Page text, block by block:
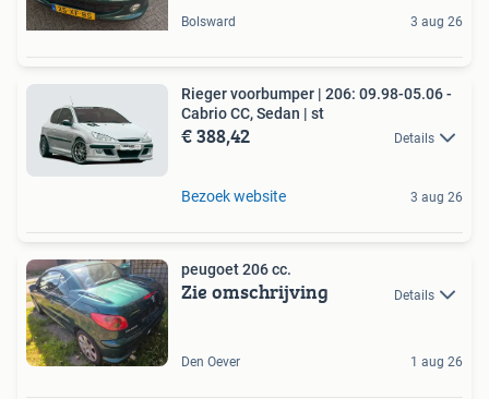
Bolsward 3 aug 26
Rieger voorbumper | 206: 09.98-05.06 -
Cabrio CC, Sedan | st
€ 388,42 Details
Bezoek website 3 aug 26
peugoet 206 cc.
Zie omschrijving Details
Den Oever 1 aug 26